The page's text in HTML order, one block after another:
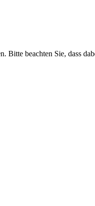
beachten Sie, dass